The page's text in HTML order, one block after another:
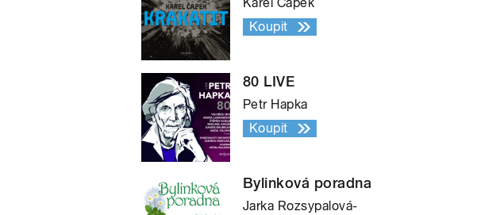
Karel Čapek
Koupit
80 LIVE
Petr Hapka
Koupit
Bylinková poradna
Jarka Rozsypalová-